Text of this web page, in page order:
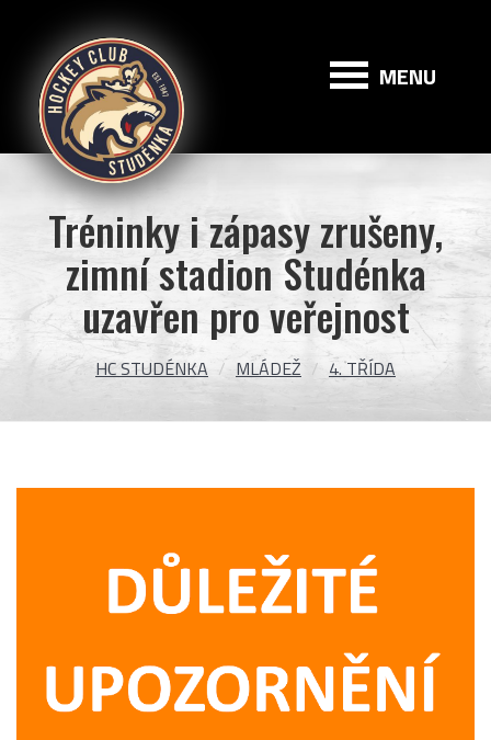
Studénka
MENU
Tréninky i zápasy zrušeny,
zimní stadion Studénka
uzavřen pro veřejnost
HC STUDÉNKA MLÁDEŽ 4. TŘÍDA